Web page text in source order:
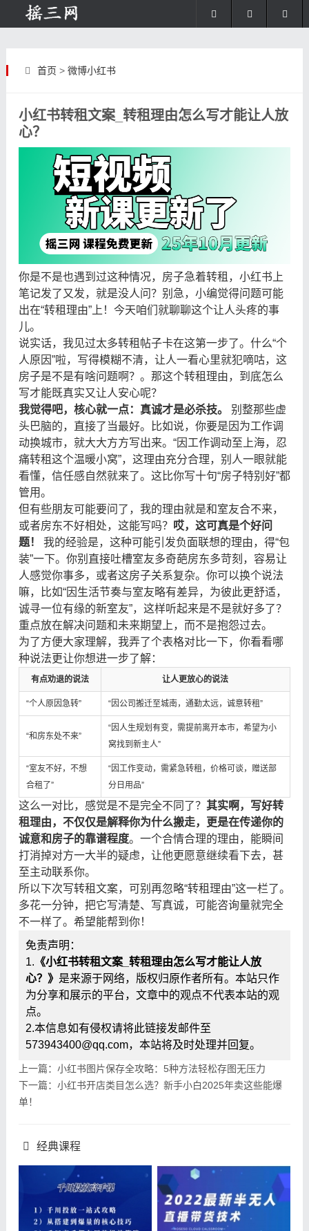
首页 > 微博小红书
小红书转租文案_转租理由怎么写才能让人放
心？
你是不是也遇到过这种情况，房子急着转租，小红书上
笔记发了又发，就是没人问？别急，小编觉得问题可能
出在“转租理由”上！今天咱们就聊聊这个让人头疼的事
儿。
说实话，我见过太多转租帖子卡在这第一步了。什么“个
人原因”啦，写得模糊不清，让人一看心里就犯嘀咕，这
房子是不是有啥问题啊？。那这个转租理由，到底怎么
写才能既真实又让人安心呢？
我觉得吧，核心就一点：真诚才是必杀技。
​ 别整那些虚
头巴脑的，直接了当最好。比如说，你要是因为工作调
动换城市，就大大方方写出来。“因工作调动至上海，忍
痛转租这个温暖小窝”，这理由充分合理，别人一眼就能
看懂，信任感自然就来了。这比你写十句“房子特别好”都
管用。
但有些朋友可能要问了，我的理由就是和室友合不来，
或者房东不好相处，这能写吗？ 哎，这可真是个好问
题！
​ 我的经验是，这种可能引发负面联想的理由，得“包
装”一下。你别直接吐槽室友多奇葩房东多苛刻，容易让
人感觉你事多，或者这房子关系复杂。你可以换个说法
嘛，比如“因生活节奏与室友略有差异，为彼此更舒适，
诚寻一位有缘的新室友”，这样听起来是不是就好多了？
重点放在解决问题和未来期望上，而不是抱怨过去。
为了方便大家理解，我弄了个表格对比一下，你看看哪
种说法更让你想进一步了解：
有点劝退的说法 让人更放心的说法
“个人原因急转” “因公司搬迁至城南，通勤太远，诚意转租”
“和房东处不来”
“因人生规划有变，需提前离开本市，希望为小
窝找到新主人”
“室友不好，不想
合租了”
“因工作变动，需紧急转租，价格可谈，赠送部
分日用品”
这么一对比，感觉是不是完全不同了？ 其实啊，写好转
租理由，不仅仅是解释你为什么搬走，更是在传递你的
诚意和房子的靠谱程度。一个合情合理的理由，能瞬间
打消掉对方一大半的疑虑，让他更愿意继续看下去，甚
至主动联系你。
所以下次写转租文案，可别再忽略“转租理由”这一栏了。
多花一分钟，把它写清楚、写真诚，可能咨询量就完全
不一样了。希望能帮到你！
免责声明：
1. 《小红书转租文案_转租理由怎么写才能让人放
心？》 是来源于网络，版权归原作者所有。本站只作
为分享和展示的平台，文章中的观点不代表本站的观
点。
2.本信息如有侵权请将此链接发邮件至
573943400@qq.com，本站将及时处理并回复。
上一篇：小红书图片保存全攻略：5种方法轻松存图无压力
下一篇：小红书开店类目怎么选？新手小白2025年卖这些能爆
单！
经典课程